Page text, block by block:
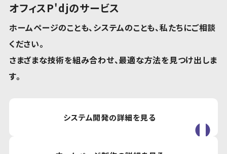
オフィスP'djのサービス
ホームページのことも、システムのことも、私たちにご相談
ください。
さまざまな技術を組み合わせ、最適な方法を見つけ出しま
す。
システム開発の詳細を見る